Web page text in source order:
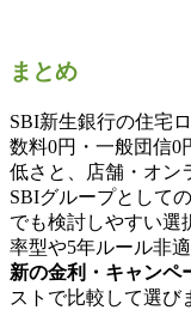
まとめ
SBI新生銀行の住宅
数料0円・一般団信0
低さと、店舗・オン
SBIグループとして
でも検討しやすい選
率型や5年ルール非
新の金利・キャンペ
ストで比較して選び